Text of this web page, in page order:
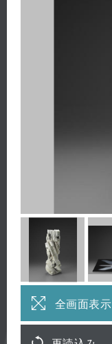
全画面表示